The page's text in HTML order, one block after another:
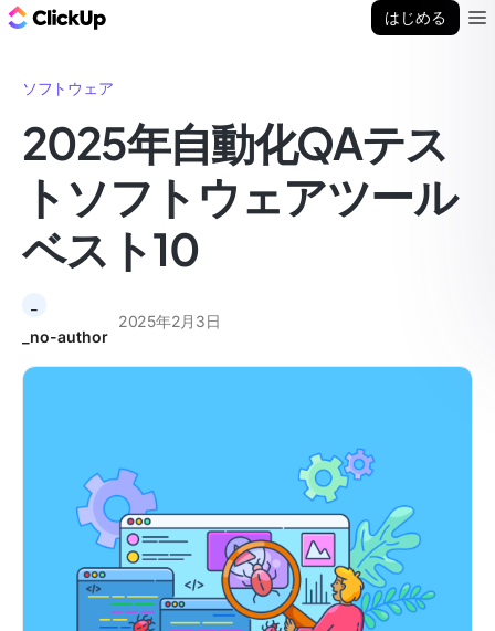
はじめる
ソフトウェア
2025年自動化QAテス
トソフトウェアツール
ベスト10
_no-author
2025年2月3日